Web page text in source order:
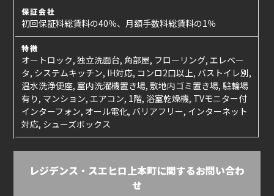
保証会社
初回保証料総賃料の40％、月額手数料総賃料の1％
特徴
オートロック, 独立洗面台, 角部屋, フローリング, エレベー
タ, システムキッチン, IH対応, コンロ2口以上, バストイレ別,
温水洗浄便座, 室内洗濯機置き場, 敷地内ゴミ置き場, 駐輪場
有り, マンション, エアコン, 1階, 浴室乾燥機, TVモニター付
インターフォン, オール電化, バリアフリー, インターネット
対応, シューズボックス
レジデンス・スエヒロ上本町に関するお問い合わ
せ